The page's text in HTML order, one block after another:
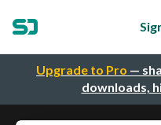
Upgrade to Pro —
downloads,